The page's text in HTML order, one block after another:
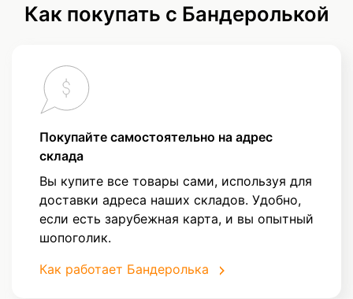
Как покупать с Бандеролькой
Покупайте самостоятельно на адрес
склада
Вы купите все товары сами, используя для
доставки адреса наших складов. Удобно,
если есть зарубежная карта, и вы опытный
шопоголик.
Как работает Бандеролька